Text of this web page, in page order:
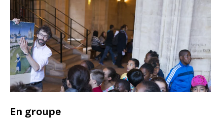
En groupe